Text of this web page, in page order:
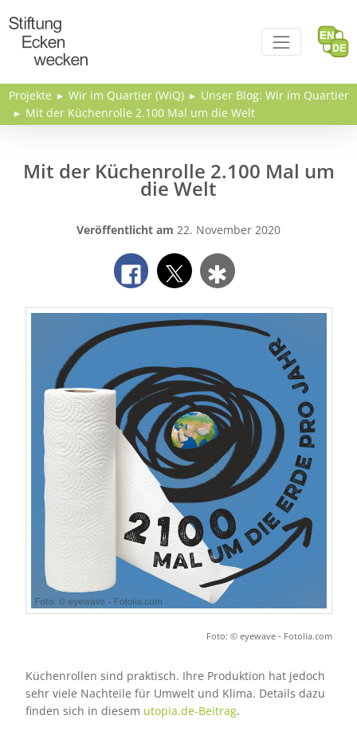
Projekte Wir im Quartier (WiQ)
Unser Blog: Wir im Quartier
Mit der Küchenrolle 2.100 Mal um die Welt
Mit der Küchenrolle 2.100 Mal um
die Welt
Veröffentlicht am 22. November 2020
Foto: © eyewave - Fotolia.com
Küchenrollen sind praktisch. Ihre Produktion hat jedoch
sehr viele Nachteile für Umwelt und Klima. Details dazu
finden sich in diesem utopia.de-Beitrag.